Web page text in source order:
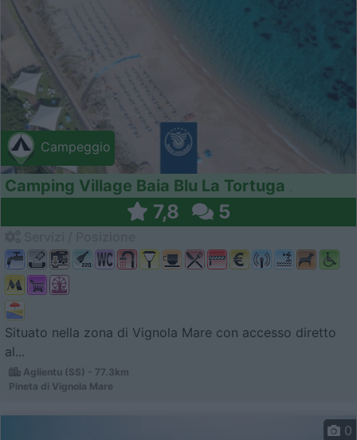
Campeggio
Camping Village Baia Blu La Tortuga
7,8 5
Situato nella zona di Vignola Mare con accesso diretto
al...
Aglientu (SS) - 77.3km
Pineta di Vignola Mare
0